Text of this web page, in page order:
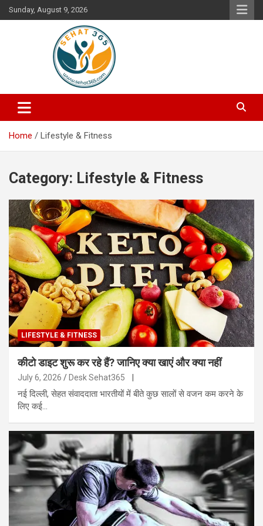
Skip
to
Sunday, August 9, 2026
Sehat365
Your's Complete Health Guide
Home Lifestyle & Fitness
Category: Lifestyle & Fitness
LIFESTYLE & FITNESS
कीटो डाइट शुरू कर रहे हैं? जानिए क्या खाएं और क्या नहीं
July 6, 2026 Desk Sehat365
नई दिल्ली, सेहत संवाददाता भारतीयों में बीते कुछ सालों से वजन कम करने के
लिए कई…